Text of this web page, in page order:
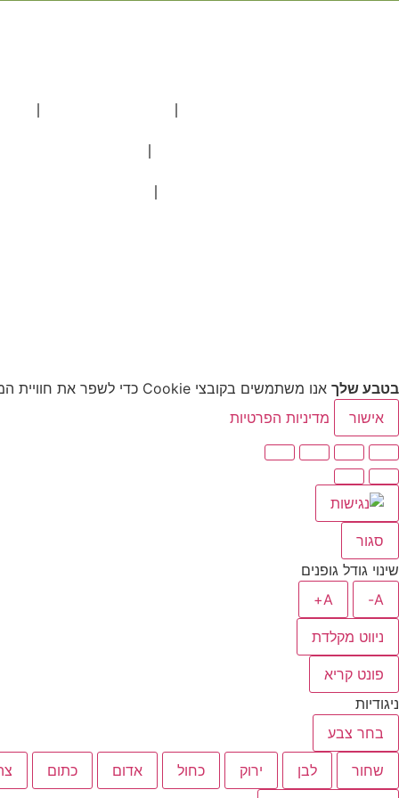
בטבע שלך אנו משתמשים בקובצי Cookie כדי לשפר את חוויית המשתמש שלך. המשך השימוש באתר מהווה הסכמה לשימוש בקובצי עוגיות.
אישור
מדיניות הפרטיות
סגור
שינוי גודל גופנים
A-
A+
ניווט מקלדת
פונט קריא
ניגודיות
בחר צבע
שחור לבן ירוק כחול אדום כתום